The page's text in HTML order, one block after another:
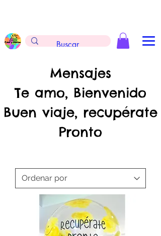
Mensajes
Te amo, Bienvenido
Buen viaje, recupérate
Pronto